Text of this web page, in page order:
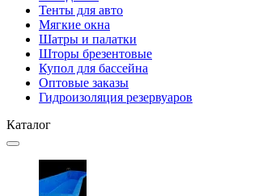
Тенты для авто
Мягкие окна
Шатры и палатки
Шторы брезентовые
Купол для бассейна
Оптовые заказы
Гидроизоляция резервуаров
Каталог